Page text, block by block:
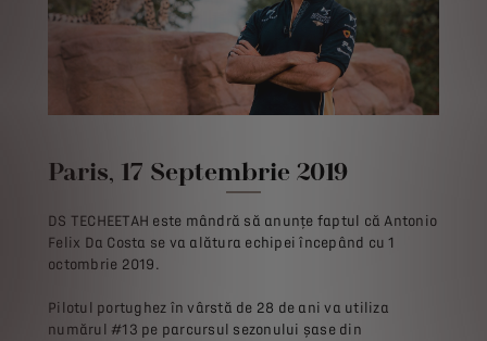
Paris, 17 Septembrie 2019
DS TECHEETAH este mândră să anunțe faptul că Antonio
Felix Da Costa se va alătura echipei începând cu 1
octombrie 2019.
Pilotul portughez în vârstă de 28 de ani va utiliza
numărul #13 pe parcursul sezonului șase din